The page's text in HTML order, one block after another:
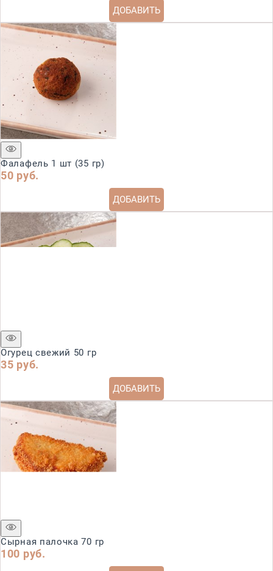
ДОБАВИТЬ
Фалафель 1 шт (35 гр)
50 руб.
ДОБАВИТЬ
Огурец свежий 50 гр
35 руб.
ДОБАВИТЬ
Сырная палочка 70 гр
100 руб.